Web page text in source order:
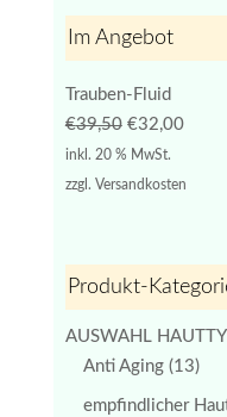
Im Angebot
Trauben-Fluid
€39,50
Preis
war:
€32,00
ist:
inkl. 20 % MwSt.
zzgl. Versandkosten
Produkt-
AUSWAHL
Anti Aging (13)
empfindlicher